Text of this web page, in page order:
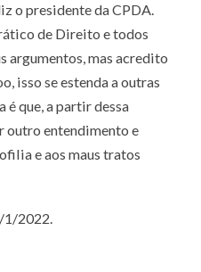
o presidente da CPDA.
de Direito e todos
argumentos, mas acredito
isso se estenda a outras
é que, a partir dessa
outro entendimento e
e aos maus tratos
2022.